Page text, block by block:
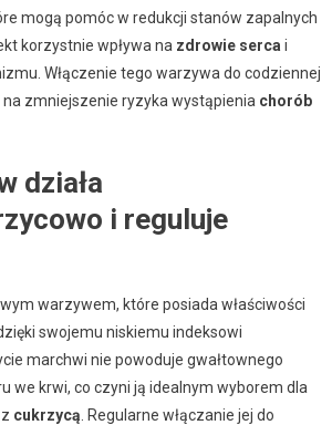
mogą pomóc w redukcji stanów zapalnych
korzystnie wpływa na zdrowie serca i
Włączenie tego warzywa do codziennej
zmniejszenie ryzyka wystąpienia chorób
działa
i reguluje
warzywem, które posiada właściwości
swojemu niskiemu indeksowi
marchwi nie powoduje gwałtownego
we krwi, co czyni ją idealnym wyborem dla
cukrzycą . Regularne włączanie jej do